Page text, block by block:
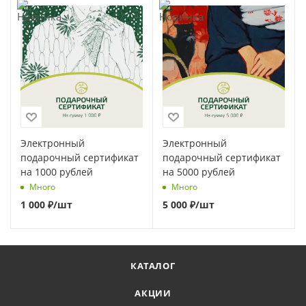
Электронный
подарочный сертификат
на 1000 рублей
Много
1 000 ₽/шт
Электронный
подарочный сертификат
на 5000 рублей
Много
5 000 ₽/шт
КАТАЛОГ
АКЦИИ